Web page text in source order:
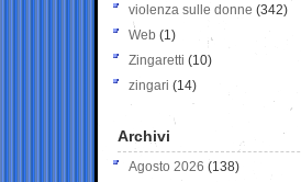
violenza sulle donne (342)
Web (1)
Zingaretti (10)
zingari (14)
Archivi
Agosto 2026 (138)